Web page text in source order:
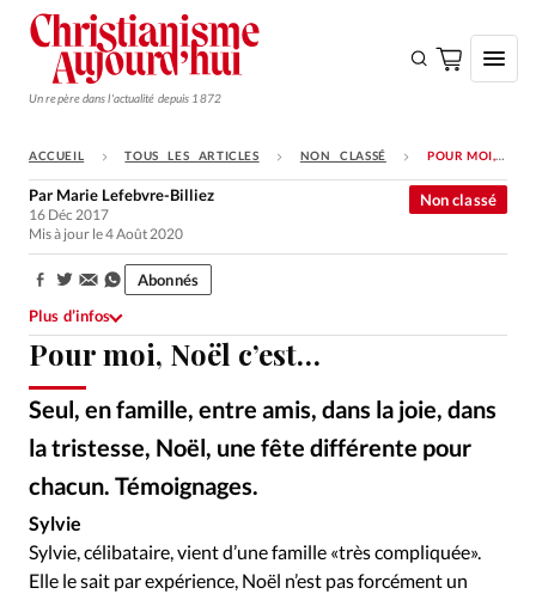
Un repère dans l'actualité depuis 1872
S'ABONNER
Monde
Opinions
Tous les articles
Faire un don
Emploi
Se connecter
Édition: Internationale
Devise:CHF
ACCUEIL TOUS LES ARTICLES NON CLASSÉ POUR MOI, NOËL C’EST…
Pour moi, Noël c’est…
Seul, en famille, entre amis, dans la joie, dans
la tristesse, Noël, une fête différente pour
chacun. Témoignages.
Non classé
Par Marie Lefebvre-Billiez
16 Déc 2017
Mis à jour le 4 Août 2020
Partager:
Abonnés
Plus d’infos
Sylvie
Sylvie, célibataire, vient d’une famille «très compliquée».
Elle le sait par expérience, Noël n’est pas forcément un